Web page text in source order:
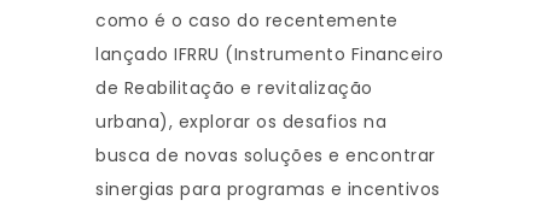
como é o caso do recentemente
lançado IFRRU (Instrumento Financeiro
de Reabilitação e revitalização
urbana), explorar os desafios na
busca de novas soluções e encontrar
sinergias para programas e incentivos